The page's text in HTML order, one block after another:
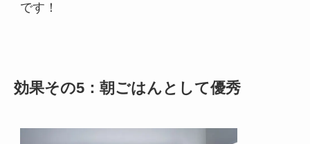
です！
効果その5：朝ごはんとして優秀